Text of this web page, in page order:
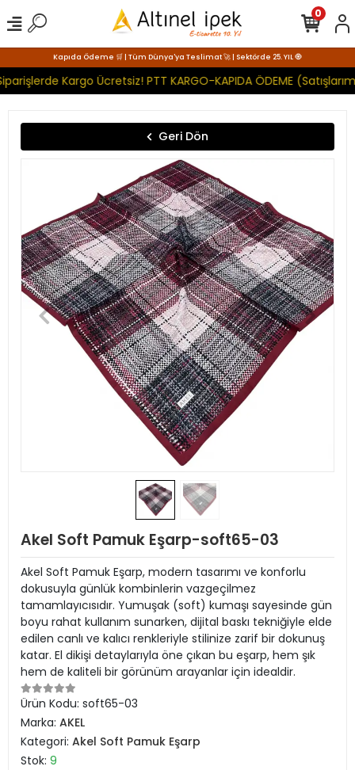
Kapıda Ödeme 🛒 | Tüm Dünya'ya Teslimat 🚀 | Sektörde 25. YIL 🧿
Kargo Ücretsiz! PTT KARGO-KAPIDA ÖDEME
0
Geri Dön
Akel Soft Pamuk Eşarp-soft65-03
Akel Soft Pamuk Eşarp, modern tasarımı ve konforlu
dokusuyla günlük kombinlerin vazgeçilmez
tamamlayıcısıdır. Yumuşak (soft) kumaşı sayesinde gün
boyu rahat kullanım sunarken, dijital baskı tekniğiyle elde
edilen canlı ve kalıcı renkleriyle stilinize zarif bir dokunuş
katar. El dikişi detaylarıyla öne çıkan bu eşarp, hem şık
hem de kaliteli bir görünüm arayanlar için idealdir.
Ürün Kodu: soft65-03
Marka: AKEL
Kategori: Akel Soft Pamuk Eşarp
Stok: 9